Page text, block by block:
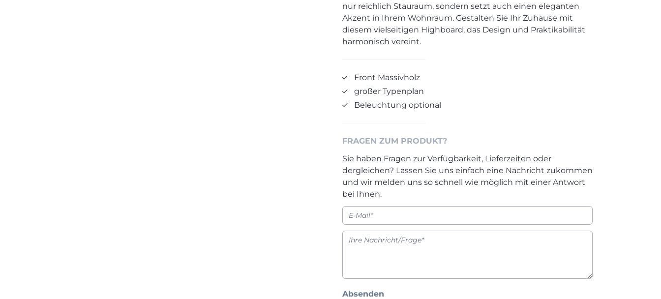
nur reichlich Stauraum, sondern setzt auch einen eleganten
Akzent in Ihrem Wohnraum. Gestalten Sie Ihr Zuhause mit
diesem vielseitigen Highboard, das Design und Praktikabilität
harmonisch vereint.
Front Massivholz
großer Typenplan
Beleuchtung optional
FRAGEN ZUM PRODUKT?
Sie haben Fragen zur Verfügbarkeit, Lieferzeiten oder
dergleichen? Lassen Sie uns einfach eine Nachricht zukommen
und wir melden uns so schnell wie möglich mit einer Antwort
bei Ihnen.
Absenden